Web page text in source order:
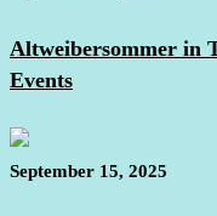
Altweibersommer in
Events
September 15, 2025